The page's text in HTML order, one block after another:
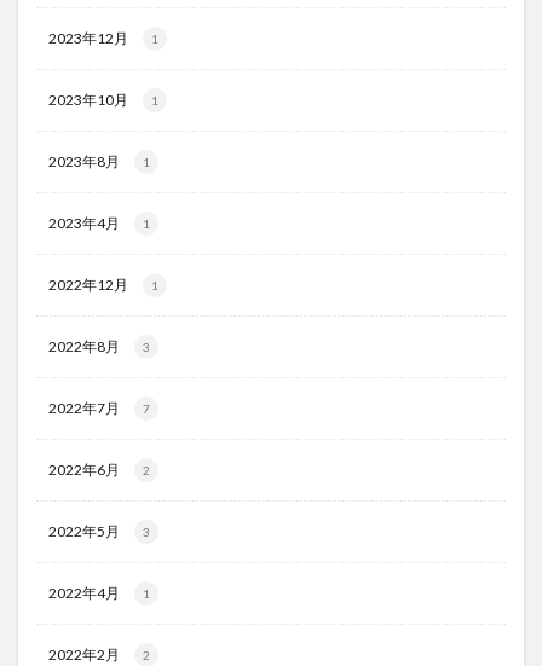
2023年12月 1
2023年10月 1
2023年8月 1
2023年4月 1
2022年12月 1
2022年8月 3
2022年7月 7
2022年6月 2
2022年5月 3
2022年4月 1
2022年2月 2